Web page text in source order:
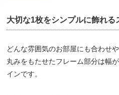
大切な1枚をシンプルに飾れる
どんな雰囲気のお部屋にも合わせ
丸みをもたせたフレーム部分は幅
インです。